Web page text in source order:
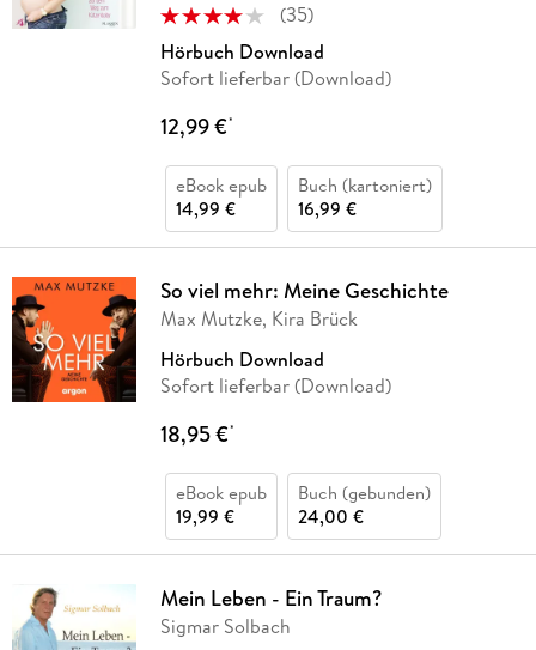
(35)
Hörbuch Download
Sofort lieferbar (Download)
12,99 €*
eBook epub
14,99 €
Buch (kartoniert)
16,99 €
So viel mehr: Meine Geschichte
Max Mutzke, Kira Brück
Hörbuch Download
Sofort lieferbar (Download)
18,95 €*
eBook epub
19,99 €
Buch (gebunden)
24,00 €
Mein Leben - Ein Traum?
Sigmar Solbach